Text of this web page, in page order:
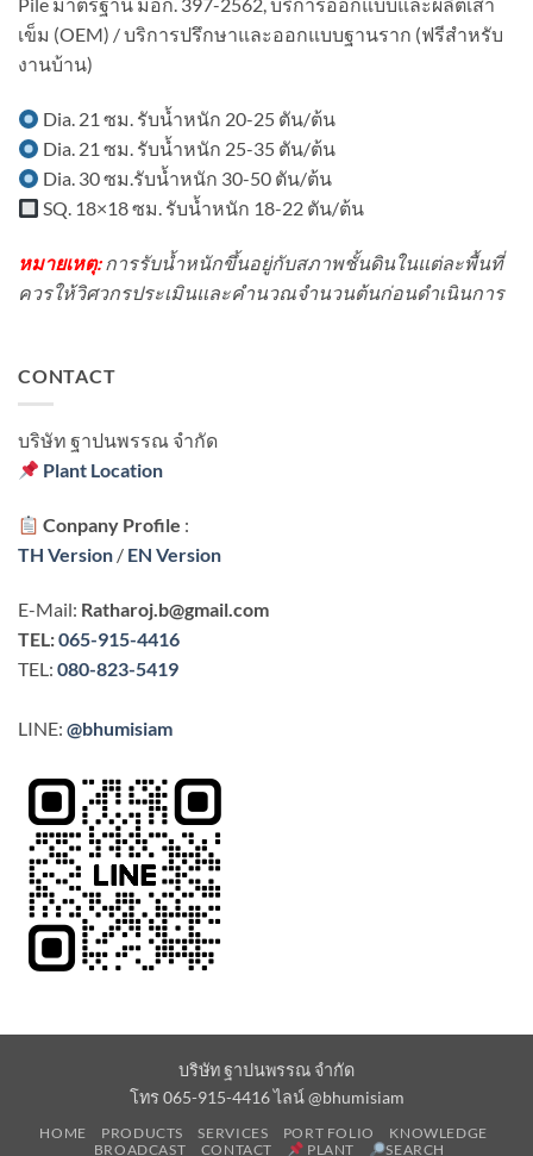
อาคาร
ใน
เติม
บ้าน
อะไร
บ้าง?
เข็ม (OEM) / บริการปรึกษาและออกแบบฐานราก (ฟรีสำหรับ
งานบ้าน)
Dia. 21 ซม. รับน้ำหนัก 20-25 ตัน/ต้น
Dia. 21 ซม. รับน้ำหนัก 25-35 ตัน/ต้น
Dia. 30 ซม.รับน้ำหนัก 30-50 ตัน/ต้น
SQ. 18×18 ซม. รับน้ำหนัก 18-22 ตัน/ต้น
หมายเหตุ: การรับน้ำหนักขึ้นอยู่กับสภาพชั้นดินในแต่ละพื้นที่
ควรให้วิศวกรประเมินและคำนวณจำนวนต้นก่อนดำเนินการ
CONTACT
บริษัท ฐาปนพรรณ จํากัด
Plant Location
Conpany Profile :
TH Version / EN Version
E-Mail: Ratharoj.b@gmail.com
TEL:065-915-4416
TEL: 080-823-5419
LINE: @bhumisiam
บริษัท ฐาปนพรรณ จำกัด
โทร 065-915-4416 ไลน์ @bhumisiam
HOME PRODUCTS SERVICES PORT FOLIO
KNOWLEDGE
BROADCAST
CONTACT PLANT SEARCH